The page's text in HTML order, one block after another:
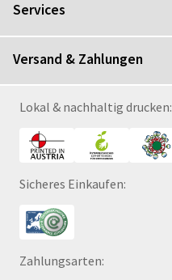
Services
Versand & Zahlungen
Lokal & nachhaltig drucken:
Sicheres Einkaufen:
Zahlungsarten: